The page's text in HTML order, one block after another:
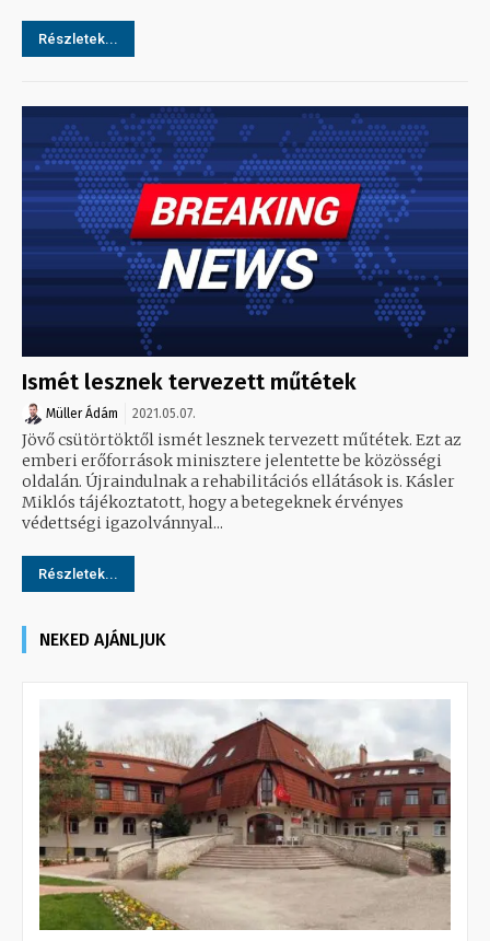
Részletek...
Ismét lesznek tervezett műtétek
Müller Ádám 2021.05.07.
Jövő csütörtöktől ismét lesznek tervezett műtétek. Ezt az
emberi erőforrások minisztere jelentette be közösségi
oldalán. Újraindulnak a rehabilitációs ellátások is. Kásler
Miklós tájékoztatott, hogy a betegeknek érvényes
védettségi igazolvánnyal...
Részletek...
NEKED AJÁNLJUK